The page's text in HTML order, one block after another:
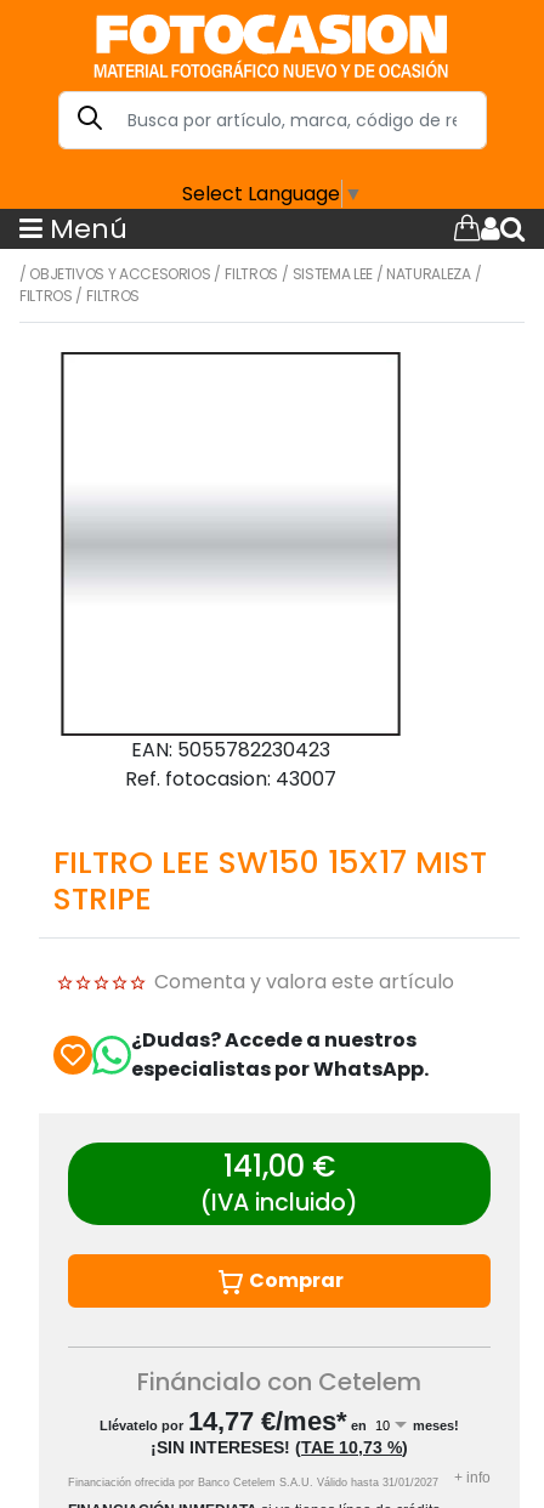
Select Language ▼
Menú
/ OBJETIVOS Y ACCESORIOS / FILTROS / SISTEMA LEE / NATURALEZA/
FILTROS / FILTROS
EAN: 5055782230423
Ref. fotocasion: 43007
FILTRO LEE SW150 15X17 MIST
STRIPE
Comenta y valora este artículo
¿Dudas? Accede a nuestros
especialistas por WhatsApp.
141,00 €
(IVA incluido)
Comprar
Fináncialo con Cetelem
Llévatelo por 14,77 €/mes* en meses!
¡SIN INTERESES! (TAE 10,73 %)
Financiación ofrecida por Banco Cetelem S.A.U. Válido hasta 31/01/2027 + info